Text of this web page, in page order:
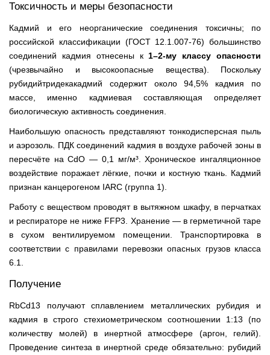
Токсичность и меры безопасности
Кадмий и его неорганические соединения токсичны; по
российской классификации (ГОСТ 12.1.007-76) большинство
соединений кадмия отнесены к 1–2-му классу опасности
(чрезвычайно и высокоопасные вещества). Поскольку
рубидийтридекакадмий содержит около 94,5% кадмия по
массе, именно кадмиевая составляющая определяет
биологическую активность соединения.
Наибольшую опасность представляют тонкодисперсная пыль
и аэрозоль. ПДК соединений кадмия в воздухе рабочей зоны в
пересчёте на CdO — 0,1 мг/м³. Хроническое ингаляционное
воздействие поражает лёгкие, почки и костную ткань. Кадмий
признан канцерогеном IARC (группа 1).
Работу с веществом проводят в вытяжном шкафу, в перчатках
и респираторе не ниже FFP3. Хранение — в герметичной таре
в сухом вентилируемом помещении. Транспортировка в
соответствии с правилами перевозки опасных грузов класса
6.1.
Получение
RbCd13 получают сплавлением металлических рубидия и
кадмия в строго стехиометрическом соотношении 1:13 (по
количеству молей) в инертной атмосфере (аргон, гелий).
Проведение синтеза в инертной среде обязательно: рубидий